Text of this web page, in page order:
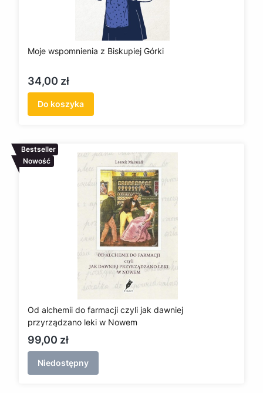
Moje wspomnienia z Biskupiej Górki
Cena
34,00 zł
Do koszyka
Bestseller
Nowość
Od alchemii do farmacji czyli jak dawniej
przyrządzano leki w Nowem
Cena
99,00 zł
Niedostępny